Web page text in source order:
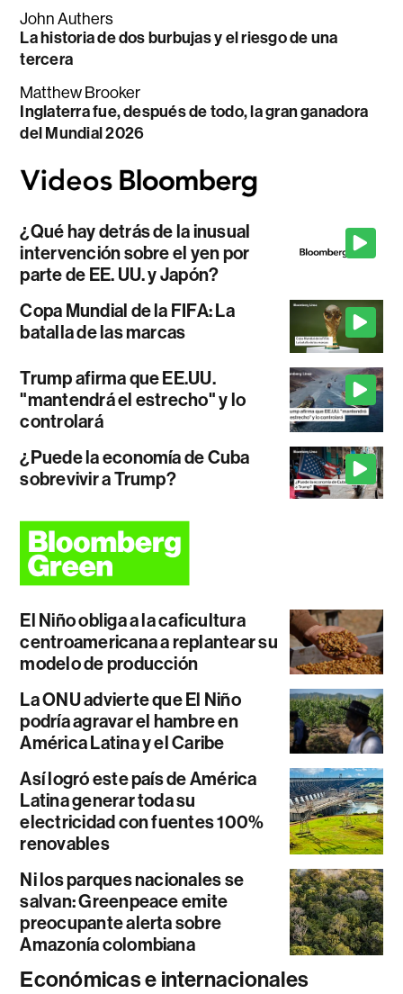
John Authers
La historia de dos burbujas y el riesgo de una
tercera
Matthew Brooker
Inglaterra fue, después de todo, la gran ganadora
del Mundial 2026
¿Qué hay detrás de la inusual
intervención sobre el yen por
parte de EE. UU. y Japón?
Copa Mundial de la FIFA: La
batalla de las marcas
Trump afirma que EE.UU.
"mantendrá el estrecho" y lo
controlará
¿Puede la economía de Cuba
sobrevivir a Trump?
El Niño obliga a la caficultura
centroamericana a replantear su
modelo de producción
La ONU advierte que El Niño
podría agravar el hambre en
América Latina y el Caribe
Así logró este país de América
Latina generar toda su
electricidad con fuentes 100%
renovables
Ni los parques nacionales se
salvan: Greenpeace emite
preocupante alerta sobre
Amazonía colombiana
Económicas e internacionales